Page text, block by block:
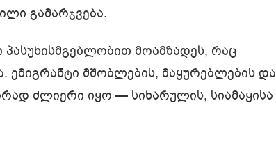
გამარჯვება.
მოამზადეს, რაც
მშობლების, მაყურებლების და
ძლიერი იყო — სიხარულის, სიამაყისა